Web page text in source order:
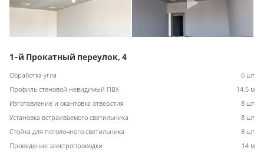
1-й Прокатный переулок, 4
Обработка угла
6 шт
Профиль стеновой невидимый ПВХ
14.5 м
Изготовление и окантовка отверстия
8 шт
Установка встраиваемого светильника
8 шт
Стойка для потолочного светильника
8 шт
Проведение электропроводки
14 м